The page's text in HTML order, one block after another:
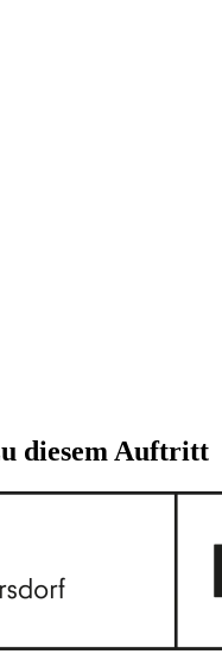
diesem Auftritt